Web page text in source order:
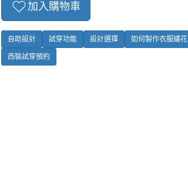
加入購物車
自助設計 試穿功能 設計選擇 如何製作衣服繡花
西裝試穿預約